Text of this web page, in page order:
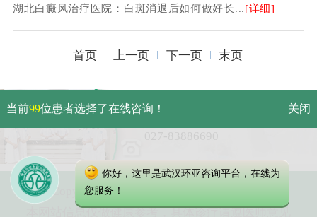
湖北白癜风治疗医院：白斑消退后如何做好长...[详细]
首页 上一页 下一页 末页
武汉市硚口区解放大道479号
Copyright 2023 武汉环亚中医白癜风医院
本网站信息仅做健康参考，具体诊疗请遵医师意见
当前99位患者选择了在线咨询！ 关闭
你好，这里是武汉环亚咨询平台，在线为
您服务！